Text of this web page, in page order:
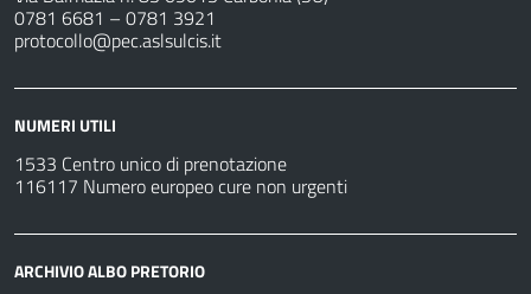
0781 6681 – 0781 3921
protocollo@pec.aslsulcis.it
NUMERI UTILI
1533 Centro unico di prenotazione
116117 Numero europeo cure non urgenti
ARCHIVIO ALBO PRETORIO